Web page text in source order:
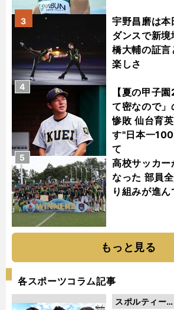
宇野昌磨は本
ダンスで新
橋大輔の証言
楽しさ
3
【夏の甲子
て密なので」
惨敗 仙台育
す"日本一
て
4
高校サッカー
なった 部員
り組みが進ん
5
もっと見る
各スポーツコラム記事
スポルティーバ